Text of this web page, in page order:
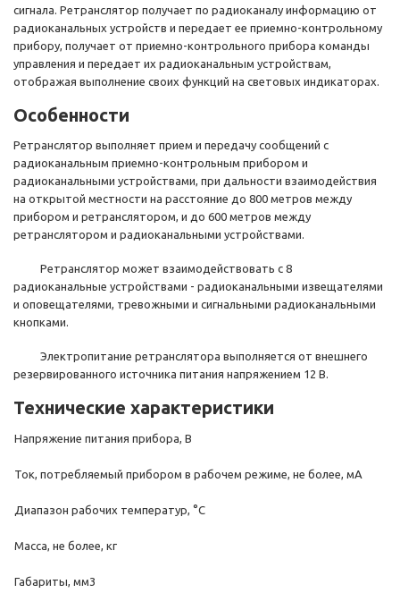
сигнала. Ретранслятор получает по радиоканалу информацию от
радиоканальных устройств и передает ее приемно-контрольному
прибору, получает от приемно-контрольного прибора команды
управления и передает их радиоканальным устройствам,
отображая выполнение своих функций на световых индикаторах.
Особенности
Ретранслятор выполняет прием и передачу сообщений с
радиоканальным приемно-контрольным прибором и
радиоканальными устройствами, при дальности взаимодействия
на открытой местности на расстояние до 800 метров между
прибором и ретранслятором, и до 600 метров между
ретранслятором и радиоканальными устройствами.
Ретранслятор может взаимодействовать с 8
радиоканальные устройствами - радиоканальными извещателями
и оповещателями, тревожными и сигнальными радиоканальными
кнопками.
Электропитание ретранслятора выполняется от внешнего
резервированного источника питания напряжением 12 В.
Технические характеристики
Напряжение питания прибора, В
Ток, потребляемый прибором в рабочем режиме, не более, мА
Диапазон рабочих температур, °С
Масса, не более, кг
Габариты, мм3